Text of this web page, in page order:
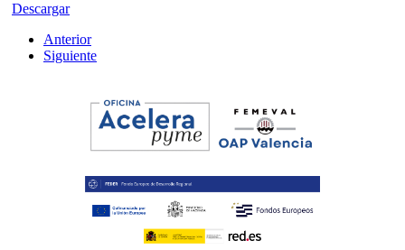
Descargar
Anterior
Siguiente